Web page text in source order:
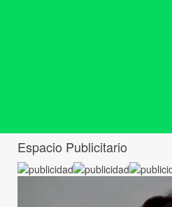
Espacio Publicitario